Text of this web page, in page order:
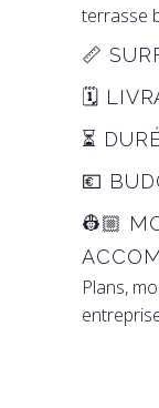
terrasse
📏
🗓️
⏳
💶
👷🏼
Plans,